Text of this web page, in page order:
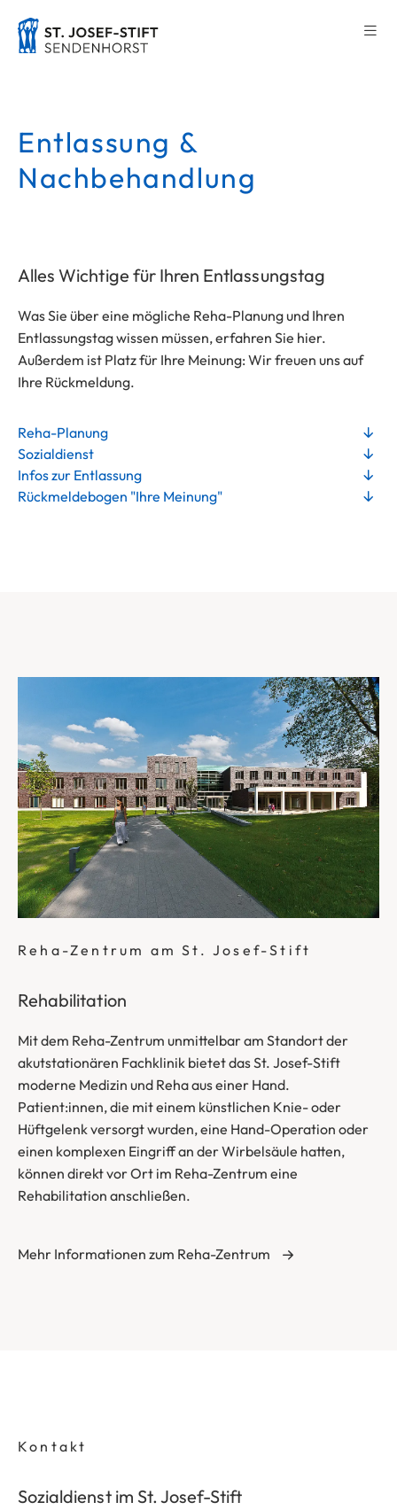
Entlassung &
Nachbehandlung
Alles Wichtige für Ihren Entlassungstag
Was Sie über eine mögliche Reha-Planung und Ihren
Entlassungstag wissen müssen, erfahren Sie hier.
Außerdem ist Platz für Ihre Meinung: Wir freuen uns auf
Ihre Rückmeldung.
Reha-Planung
Sozialdienst
Infos zur Entlassung
Rückmeldebogen "Ihre Meinung"
Reha-Zentrum am St. Josef-Stift
Rehabilitation
Mit dem Reha-Zentrum unmittelbar am Standort der
akutstationären Fachklinik bietet das St. Josef-Stift
moderne Medizin und Reha aus einer Hand.
Patient:innen, die mit einem künstlichen Knie- oder
Hüftgelenk versorgt wurden, eine Hand-Operation oder
einen komplexen Eingriff an der Wirbelsäule hatten,
können direkt vor Ort im Reha-Zentrum eine
Rehabilitation anschließen.
Mehr Informationen zum Reha-Zentrum
Kontakt
Sozialdienst im St. Josef-Stift